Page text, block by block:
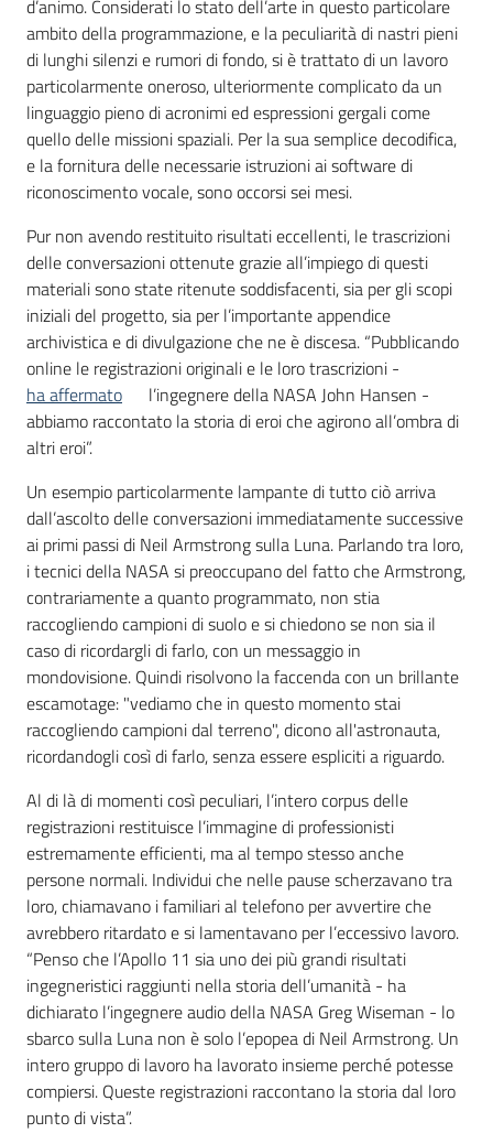
d’animo. Considerati lo stato dell’arte in questo particolare
ambito della programmazione, e la peculiarità di nastri pieni
di lunghi silenzi e rumori di fondo, si è trattato di un lavoro
particolarmente oneroso, ulteriormente complicato da un
linguaggio pieno di acronimi ed espressioni gergali come
quello delle missioni spaziali. Per la sua semplice decodifica,
e la fornitura delle necessarie istruzioni ai software di
riconoscimento vocale, sono occorsi sei mesi.
Pur non avendo restituito risultati eccellenti, le trascrizioni
delle conversazioni ottenute grazie all’impiego di questi
materiali sono state ritenute soddisfacenti, sia per gli scopi
iniziali del progetto, sia per l’importante appendice
archivistica e di divulgazione che ne è discesa. “Pubblicando
online le registrazioni originali e le loro trascrizioni -
ha affermato
l’ingegnere della NASA John Hansen -
abbiamo raccontato la storia di eroi che agirono all’ombra di
altri eroi”.
Un esempio particolarmente lampante di tutto ciò arriva
dall’ascolto delle conversazioni immediatamente successive
ai primi passi di Neil Armstrong sulla Luna. Parlando tra loro,
i tecnici della NASA si preoccupano del fatto che Armstrong,
contrariamente a quanto programmato, non stia
raccogliendo campioni di suolo e si chiedono se non sia il
caso di ricordargli di farlo, con un messaggio in
mondovisione. Quindi risolvono la faccenda con un brillante
escamotage: "vediamo che in questo momento stai
raccogliendo campioni dal terreno", dicono all'astronauta,
ricordandogli così di farlo, senza essere espliciti a riguardo.
Al di là di momenti così peculiari, l’intero corpus delle
registrazioni restituisce l’immagine di professionisti
estremamente efficienti, ma al tempo stesso anche
persone normali. Individui che nelle pause scherzavano tra
loro, chiamavano i familiari al telefono per avvertire che
avrebbero ritardato e si lamentavano per l’eccessivo lavoro.
“Penso che l’Apollo 11 sia uno dei più grandi risultati
ingegneristici raggiunti nella storia dell’umanità - ha
dichiarato l’ingegnere audio della NASA Greg Wiseman - lo
sbarco sulla Luna non è solo l’epopea di Neil Armstrong. Un
intero gruppo di lavoro ha lavorato insieme perché potesse
compiersi. Queste registrazioni raccontano la storia dal loro
punto di vista”.